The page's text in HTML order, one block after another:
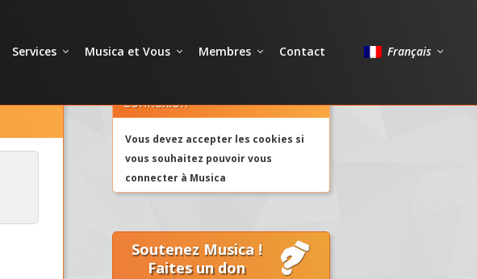
Services Musica et Vous Membres Contact Français
Connexion
Vous devez accepter les cookies si
vous souhaitez pouvoir vous
connecter à Musica
Soutenez Musica !
Faites un don